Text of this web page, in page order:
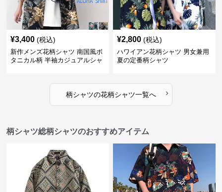
¥3,400 (税込)
新作メンズ花柄シャツ 南国風ボ
タニカル柄 半袖カジュアルシャ
¥2,800 (税込)
ハワイアン花柄シャツ 男女兼用
夏の定番柄シャツ
柄シャツの花柄シャツ一覧へ ›
柄シャツ総柄シャツのおすすめアイテム